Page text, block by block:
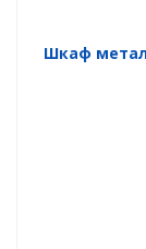
Шкаф